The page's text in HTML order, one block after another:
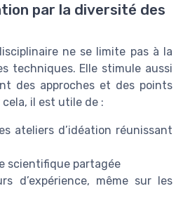
par la diversité des
ne se limite pas à la
techniques. Elle stimule aussi
des approches et des points
il est utile de :
ateliers d’idéation réunissant
scientifique partagée
d’expérience, même sur les